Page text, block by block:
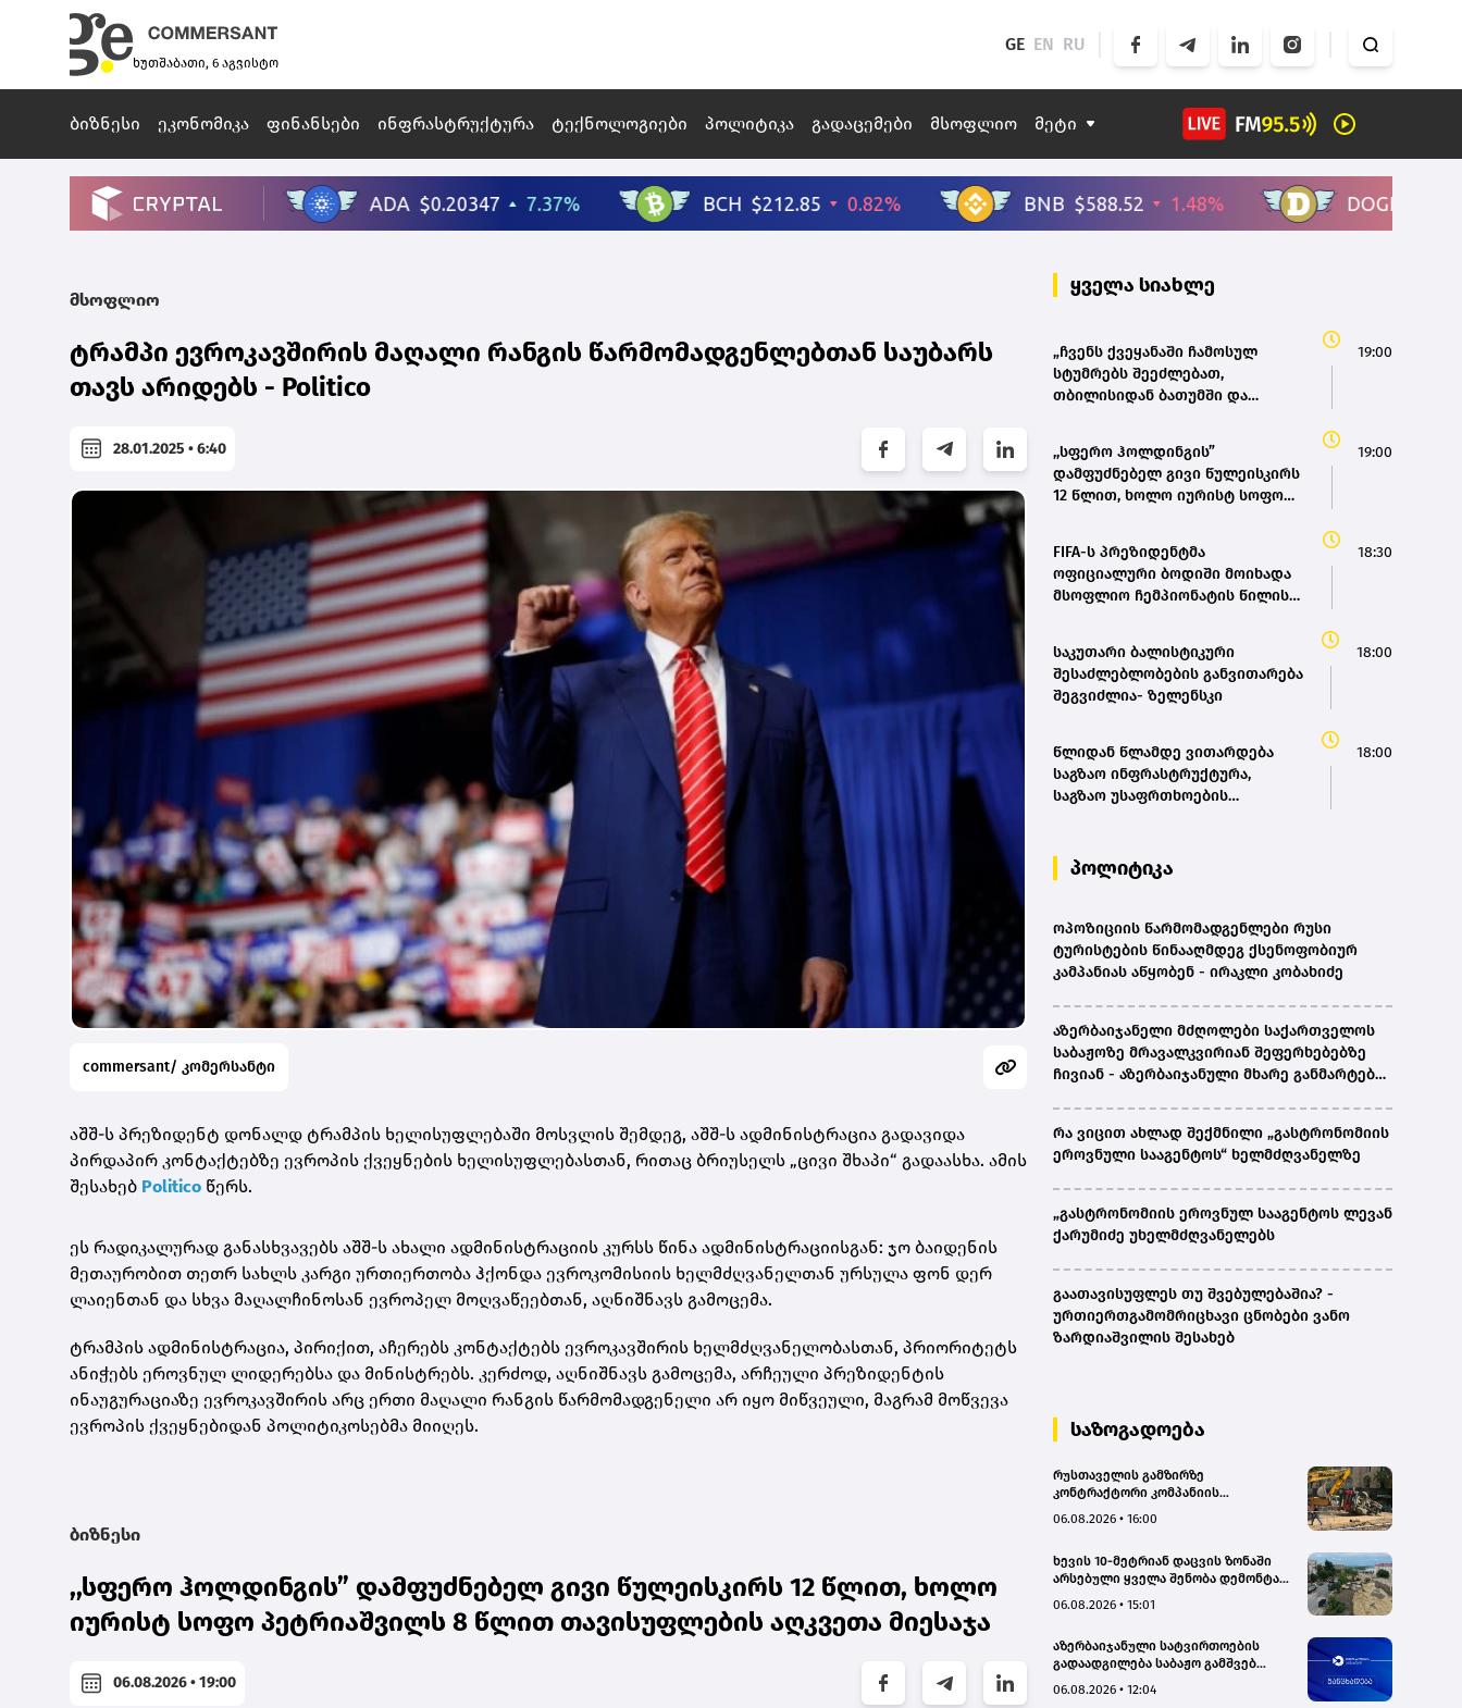
ხუთშაბათი, 6 აგვისტო
GE EN RU
ბიზნესი ეკონომიკა ფინანსები ინფრასტრუქტურა ტექნოლოგიები პოლიტიკა გადაცემები მსოფლიო მეტი
მსოფლიო
ტრამპი ევროკავშირის მაღალი რანგის წარმომადგენლებთან საუბარს
თავს არიდებს - Politico
28.01.2025 • 6:40
commersant/ კომერსანტი
აშშ-ს პრეზიდენტ დონალდ ტრამპის ხელისუფლებაში მოსვლის შემდეგ, აშშ-ს ადმინისტრაცია გადავიდა
პირდაპირ კონტაქტებზე ევროპის ქვეყნების ხელისუფლებასთან, რითაც ბრიუსელს „ცივი შხაპი“ გადაასხა. ამის
შესახებ Politico წერს.
ეს რადიკალურად განასხვავებს აშშ-ს ახალი ადმინისტრაციის კურსს წინა ადმინისტრაციისგან: ჯო ბაიდენის
მეთაურობით თეთრ სახლს კარგი ურთიერთობა ჰქონდა ევროკომისიის ხელმძღვანელთან ურსულა ფონ დერ
ლაიენთან და სხვა მაღალჩინოსან ევროპელ მოღვაწეებთან, აღნიშნავს გამოცემა.
ტრამპის ადმინისტრაცია, პირიქით, აჩერებს კონტაქტებს ევროკავშირის ხელმძღვანელობასთან, პრიორიტეტს
ანიჭებს ეროვნულ ლიდერებსა და მინისტრებს. კერძოდ, აღნიშნავს გამოცემა, არჩეული პრეზიდენტის
ინაუგურაციაზე ევროკავშირის არც ერთი მაღალი რანგის წარმომადგენელი არ იყო მიწვეული, მაგრამ მოწვევა
ევროპის ქვეყნებიდან პოლიტიკოსებმა მიიღეს.
ბიზნესი
,,სფერო ჰოლდინგის” დამფუძნებელ გივი წულეისკირს 12 წლით, ხოლო
იურისტ სოფო პეტრიაშვილს 8 წლით თავისუფლების აღკვეთა მიესაჯა
06.08.2026 • 19:00
ყველა სიახლე
„ჩვენს ქვეყანაში ჩამოსულ
სტუმრებს შეეძლებათ,
თბილისიდან ბათუმში და
შეუწყობს შიდა ტურიზმს,
საერთაშორისო ტურიზმს, ასევე
შიდა მობილობის გაუმჯობესებას
ქვრივიშვილი
19:00
,,სფერო ჰოლდინგის”
დამფუძნებელ გივი წულეისკირს
12 წლით, ხოლო იურისტ სოფო
19:00
FIFA-ს პრეზიდენტმა
ოფიციალური ბოდიში მოიხადა
მსოფლიო ჩემპიონატის წილის
18:30
საკუთარი ბალისტიკური
შესაძლებლობების განვითარება
შეგვიძლია- ზელენსკი
18:00
წლიდან წლამდე ვითარდება
საგზაო ინფრასტრუქტურა,
საგზაო უსაფრთხოების
ავამაღლოთ უსაფრთხოების
ხარისხი საქართველოს გზებზე,
მიდგომა - ირაკლი კობახიძე
18:00
პოლიტიკა
ოპოზიციის წარმომადგენლები რუსი
ტურისტების წინააღმდეგ ქსენოფობიურ
კამპანიას აწყობენ - ირაკლი კობახიძე
აზერბაიჯანელი მძღოლები საქართველოს
საბაჟოზე მრავალკვირიან შეფერხებებზე
ჩივიან - აზერბაიჯანული მხარე განმარტებას
რა ვიცით ახლად შექმნილი „გასტრონომიის
ეროვნული სააგენტოს“ ხელმძღვანელზე
„გასტრონომიის ეროვნულ სააგენტოს ლევან
ქარუმიძე უხელმძღვანელებს
გაათავისუფლეს თუ შვებულებაშია? -
ურთიერთგამომრიცხავი ცნობები ვანო
ზარდიაშვილის შესახებ
საზოგადოება
რუსთაველის გამზირზე
კონტრაქტორი კომპანიის
ახლოს იმოძრავა, რამაც ნიადაგის
გამოიწვია, გადაბრუნდა
ავტომანქანა - თვითმცლელში
იმყოფებოდა მცირეწლოვანი ბავშვი
06.08.2026 • 16:00
ხევის 10-მეტრიან დაცვის ზონაში
არსებული ყველა შენობა დემონტაჟს
06.08.2026 • 15:01
აზერბაიჯანული სატვირთოების
გადაადგილება საბაჟო გამშვებ
მიმდინარეობს- შემოსავლების
06.08.2026 • 12:04